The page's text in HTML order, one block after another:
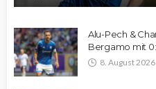
Alu-Pech &
Bergamo mit
8. August 2026